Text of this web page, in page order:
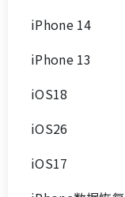
iPhone 14
iPhone 13
iOS18
iOS26
iOS17